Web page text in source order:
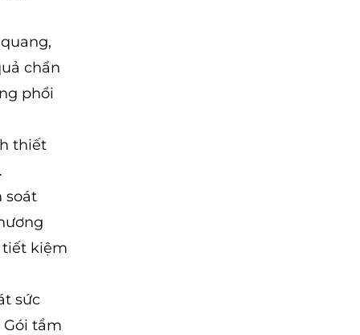
chẩn
phổi
thiết
soát
tiết kiệm
sức
tầm